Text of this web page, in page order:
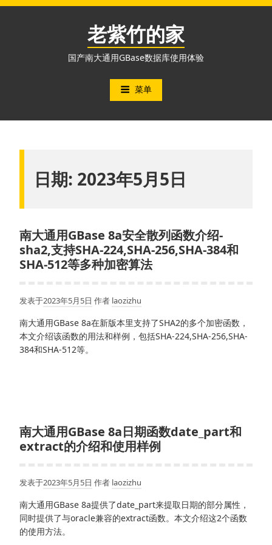
跳
老紫竹的家
国产南大通用GBase数据库使用体验
菜单
日期: 2023年5月5日
南大通用GBase 8a安全散列函数介绍-
sha2,支持SHA-224,SHA-256,SHA-384和
SHA-512等多种加密算法
发表于2023年5月5日 作者 laozizhu
南大通用GBase 8a在新版本里支持了SHA2的多个加密函数，
本文介绍该函数的用法和样例，包括SHA-224,SHA-256,SHA-
384和SHA-512等。
南大通用GBase 8a日期函数date_part和
extract的介绍和使用样例
发表于2023年5月5日 作者 laozizhu
南大通用GBase 8a提供了date_part来提取日期的部分属性，
同时提供了与oracle兼容的extract函数。本文介绍这2个函数
的使用方法。